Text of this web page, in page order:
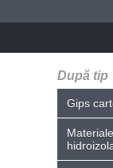
După tip
Gips